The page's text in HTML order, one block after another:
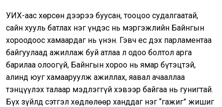
УИХ-аас хөрсөн дээрээ буусан, тооцоо судалгаатай,
сайн хууль батлах нэг үндэс нь мэргэжлийн Байнгын
хороодоос хамаардаг нь үнэн. Гэвч ес дэх парламентаа
байгуулаад ажиллаж буй атлаа л одоо болтол арга
барилаа олоогүй, Байнгын хороо нь ямар бүтэцтэй,
алинд юуг хамааруулж ажиллах, яавал ачааллаа
тэнцүүлэх талаар мэдлэггүй хэвээр байгаа нь гунигтай.
Бүх зүйлд сэтгэл хөдлөлөөр ханддаг нэг “гажиг” жишиг